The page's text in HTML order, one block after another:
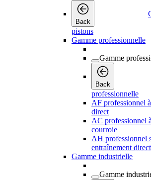
Back
pistons
Gamme professionnelle
Gamme
Back
professionnelle
AF professionnel
direct
AC professionnel
courroie
AH professionnel
entraînement direct
Gamme industrielle
Gamme